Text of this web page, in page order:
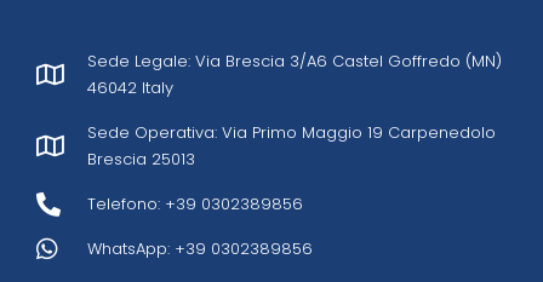
Sede Legale: Via Brescia 3/A6 Castel Goffredo (MN)
46042 Italy
Sede Operativa: Via Primo Maggio 19 Carpenedolo
Brescia 25013
Telefono: +39 0302389856
WhatsApp: +39 0302389856